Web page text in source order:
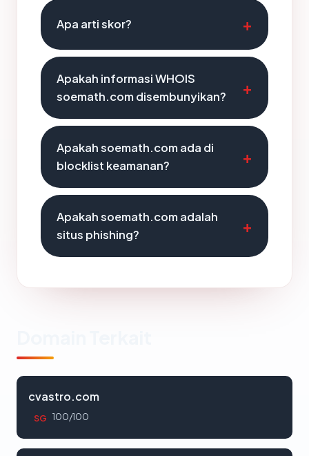
Apa arti skor?
Apakah informasi WHOIS
soemath.com disembunyikan?
Apakah soemath.com ada di
blocklist keamanan?
Apakah soemath.com adalah
situs phishing?
cvastro.com
SG 100/100